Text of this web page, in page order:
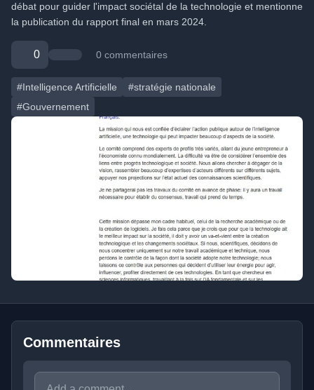
débat pour guider l'impact sociétal de la technologie et mentionne
la publication du rapport final en mars 2024.
0 0 commentaires
#Intelligence Artificielle
#stratégie nationale
#Gouvernement
Commentaires